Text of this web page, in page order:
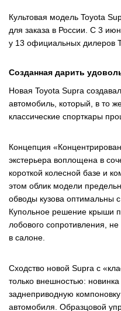
Культовая модель Toyota
для заказа в России. С 3
у 13 официальных дилеров
Созданная дарить
Новая Toyota Supra
автомобиль, который, в то
классические спорткары
Концепция
экстерьера воплощена в
короткой колесной базе и
этом облик модели
обводы кузова оптимальны
Купольное решение крыши
лобового сопротивления,
в салоне.
Сходство новой Supra с
только внешностью:
заднеприводную
автомобиля. Образцовой